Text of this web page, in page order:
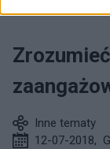
Inne tematy
12-07-2018,